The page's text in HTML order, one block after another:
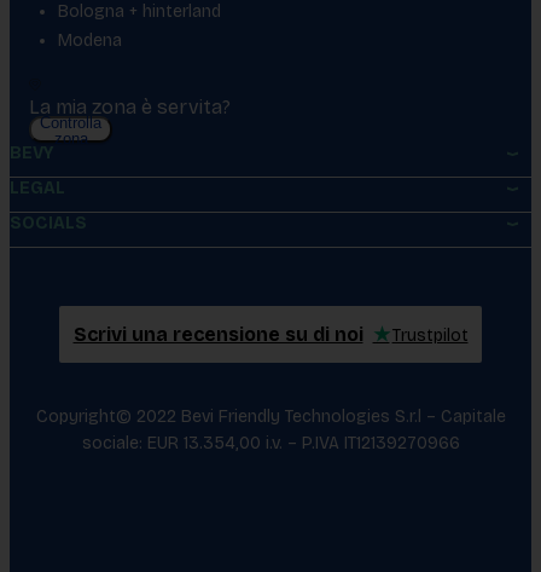
Bologna + hinterland
Modena
La mia zona è servita?
Controlla
zona
BEVY
LEGAL
SOCIALS
Scrivi una recensione su di noi ★Trustpilot
Copyright© 2022 Bevi Friendly Technologies S.r.l – Capitale
sociale: EUR 13.354,00 i.v. – P.IVA IT12139270966